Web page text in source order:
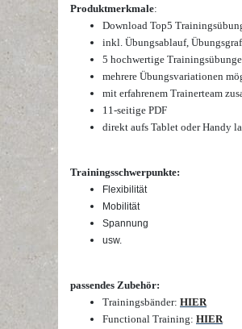
Produktmerkmale:
Download Top5
inkl. Übungsablauf,
5 hochwertige
mehrere Übungsvariationen
mit erfahrenem Trainerteam
11-seitige PDF
direkt aufs Tablet oder Handy
Trainingsschwerpunkte:
Flexibilität
Mobilität
Spannung
usw.
passendes Zubehör:
Trainingsbänder: HIER
Functional Training: HIER